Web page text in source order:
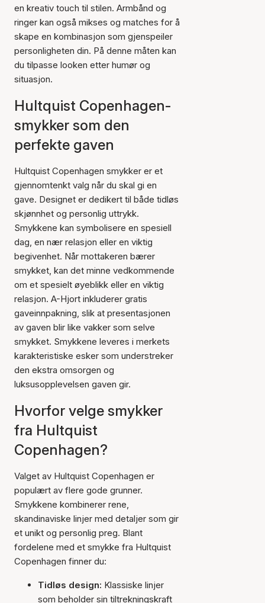
en kreativ touch til stilen. Armbånd og
ringer kan også mikses og matches for å
skape en kombinasjon som gjenspeiler
personligheten din. På denne måten kan
du tilpasse looken etter humør og
situasjon.
Hultquist Copenhagen-
smykker som den
perfekte gaven
Hultquist Copenhagen smykker er et
gjennomtenkt valg når du skal gi en
gave. Designet er dedikert til både tidløs
skjønnhet og personlig uttrykk.
Smykkene kan symbolisere en spesiell
dag, en nær relasjon eller en viktig
begivenhet. Når mottakeren bærer
smykket, kan det minne vedkommende
om et spesielt øyeblikk eller en viktig
relasjon. A-Hjort inkluderer gratis
gaveinnpakning, slik at presentasjonen
av gaven blir like vakker som selve
smykket. Smykkene leveres i merkets
karakteristiske esker som understreker
den ekstra omsorgen og
luksusopplevelsen gaven gir.
Hvorfor velge smykker
fra Hultquist
Copenhagen?
Valget av Hultquist Copenhagen er
populært av flere gode grunner.
Smykkene kombinerer rene,
skandinaviske linjer med detaljer som gir
et unikt og personlig preg. Blant
fordelene med et smykke fra Hultquist
Copenhagen finner du:
Tidløs design: Klassiske linjer
som beholder sin tiltrekningskraft